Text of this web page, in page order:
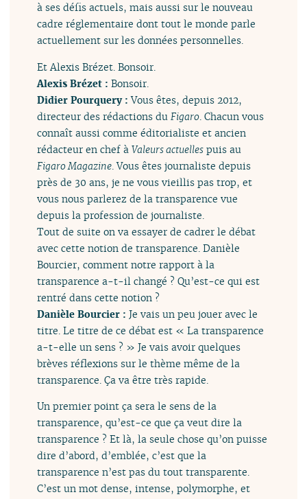
à ses défis actuels, mais aussi sur le nouveau
cadre réglementaire dont tout le monde parle
actuellement sur les données personnelles.
Et Alexis Brézet. Bonsoir.
Alexis Brézet :Bonsoir.
Didier Pourquery :Vous êtes, depuis 2012,
directeur des rédactions du Figaro . Chacun vous
connaît aussi comme éditorialiste et ancien
rédacteur en chef àValeurs actuelles puis au
Figaro Magazine . Vous êtes journaliste depuis
près de 30 ans, je ne vous vieillis pas trop, et
vous nous parlerez de la transparence vue
depuis la profession de journaliste.
Tout de suite on va essayer de cadrer le débat
avec cette notion de transparence. Danièle
Bourcier, comment notre rapport à la
transparence a-t-il changé ? Qu’est-ce qui est
rentré dans cette notion ?
Danièle Bourcier :Je vais un peu jouer avec le
titre. Le titre de ce débat est « La transparence
a-t-elle un sens ? » Je vais avoir quelques
brèves réflexions sur le thème même de la
transparence. Ça va être très rapide.
Un premier point ça sera le sens de la
transparence, qu’est-ce que ça veut dire la
transparence ? Et là, la seule chose qu’on puisse
dire d’abord, d’emblée, c’est que la
transparence n’est pas du tout transparente.
C’est un mot dense, intense, polymorphe, et